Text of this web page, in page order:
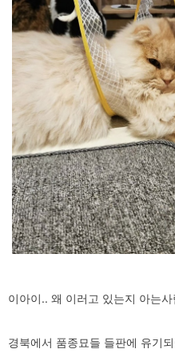
이아이.. 왜 이러고 있는지 아는사
경북에서 품종묘들 들판에 유기